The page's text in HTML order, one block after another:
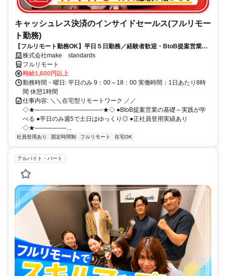
キャッシュレス決済のインサイドセールス(フルリモー
ト勤務)
【フルリモート勤務OK】平日５日勤務／経験者歓迎・BtoB提案営業で
スキルアップ
株式会社make standards
フルリモート
時給1,600円以上
勤務時間・曜日: 平日のみ 9：00～18：00 実働時間：1日あたり8時
間 休憩1時間
仕事内容: ＼＼在宅型リモートワーク ／／
◇★───────────────★◇ ●BtoB提案営業の基礎～実践が学
べる ●平日のみ週5で土日はゆっくり◎ ●正社員登用実績あり
◇★───────...
社員登用あり 固定時間制 フルリモート 在宅OK
アルバイト・パート